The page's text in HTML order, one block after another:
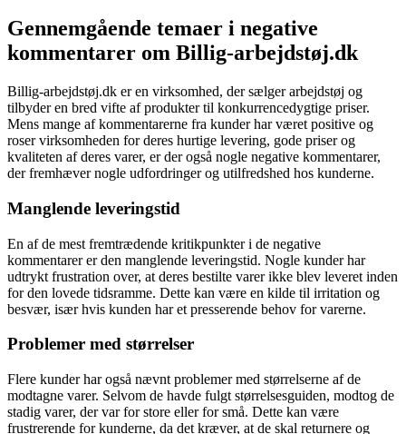
Gennemgående temaer i negative
kommentarer om Billig-arbejdstøj.dk
Billig-arbejdstøj.dk er en virksomhed, der sælger arbejdstøj og
tilbyder en bred vifte af produkter til konkurrencedygtige priser.
Mens mange af kommentarerne fra kunder har været positive og
roser virksomheden for deres hurtige levering, gode priser og
kvaliteten af deres varer, er der også nogle negative kommentarer,
der fremhæver nogle udfordringer og utilfredshed hos kunderne.
Manglende leveringstid
En af de mest fremtrædende kritikpunkter i de negative
kommentarer er den manglende leveringstid. Nogle kunder har
udtrykt frustration over, at deres bestilte varer ikke blev leveret inden
for den lovede tidsramme. Dette kan være en kilde til irritation og
besvær, især hvis kunden har et presserende behov for varerne.
Problemer med størrelser
Flere kunder har også nævnt problemer med størrelserne af de
modtagne varer. Selvom de havde fulgt størrelsesguiden, modtog de
stadig varer, der var for store eller for små. Dette kan være
frustrerende for kunderne, da det kræver, at de skal returnere og